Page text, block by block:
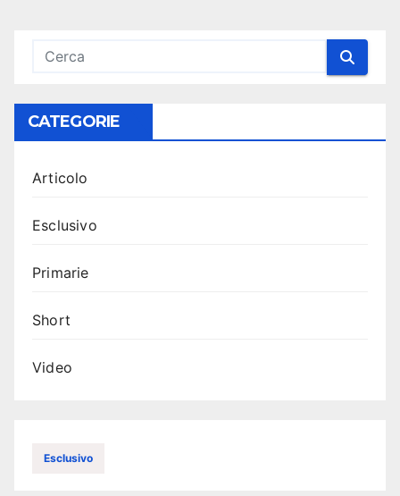
CATEGORIE
Articolo
Esclusivo
Primarie
Short
Video
Esclusivo